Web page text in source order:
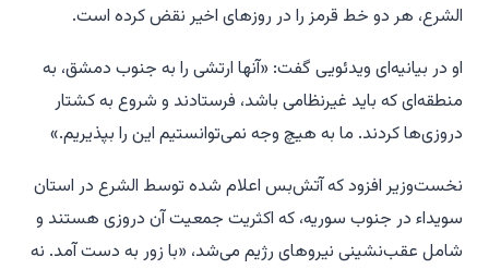
الشرع، هر دو خط قرمز را در روزهای اخیر نقض کرده است.
او در بیانیه‌ای ویدئویی گفت: «آنها ارتشی را به جنوب دمشق، به
منطقه‌ای که باید غیرنظامی باشد، فرستادند و شروع به کشتار
دروزی‌ها کردند. ما به هیچ وجه نمی‌توانستیم این را بپذیریم.»
نخست‌وزیر افزود که آتش‌بس اعلام شده توسط الشرع در استان
سویداء در جنوب سوریه، که اکثریت جمعیت آن دروزی هستند و
شامل عقب‌نشینی نیروهای رژیم می‌شد، «با زور به دست آمد. نه